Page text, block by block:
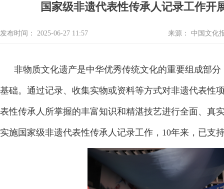
国家级非遗代表性传承人记录工作
发布时间： 2025-06-27 11:57 来源： 中国文化
非物质文化遗产是中华优秀传统文化的重要组成部
基础。通过记录、收集实物或资料等方式对非遗代表性
表性传承人所掌握的丰富知识和精湛技艺进行全面、真
实施国家级非遗代表性传承人记录工作，10年来，已支